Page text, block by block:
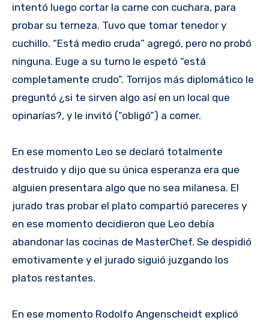
intentó luego cortar la carne con cuchara, para
probar su terneza. Tuvo que tomar tenedor y
cuchillo. “Está medio cruda” agregó, pero no probó
ninguna. Euge a su turno le espetó “está
completamente crudo”. Torrijos más diplomático le
preguntó ¿si te sirven algo así en un local que
opinarías?, y le invitó (“obligó”) a comer.
En ese momento Leo se declaró totalmente
destruido y dijo que su única esperanza era que
alguien presentara algo que no sea milanesa. El
jurado tras probar el plato compartió pareceres y
en ese momento decidieron que Leo debía
abandonar las cocinas de MasterChef. Se despidió
emotivamente y el jurado siguió juzgando los
platos restantes.
En ese momento Rodolfo Angenscheidt explicó